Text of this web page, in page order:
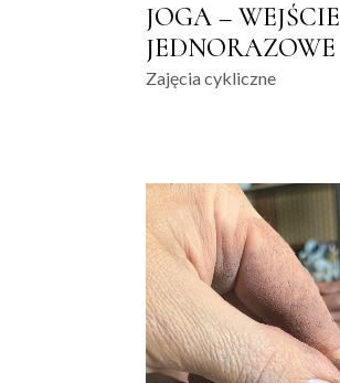
JOGA – WEJŚCIE
JEDNORAZOWE
Zajęcia cykliczne